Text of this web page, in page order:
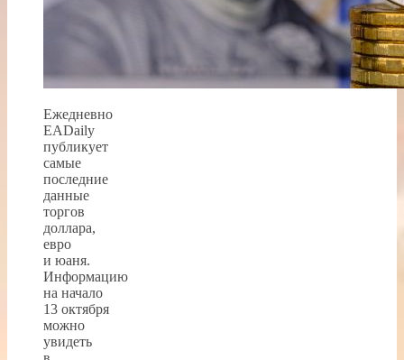
Ежедневно
EADaily
публикует
самые
последние
данные
торгов
доллара,
евро
и юаня.
Информацию
на начало
13 октября
можно
увидеть